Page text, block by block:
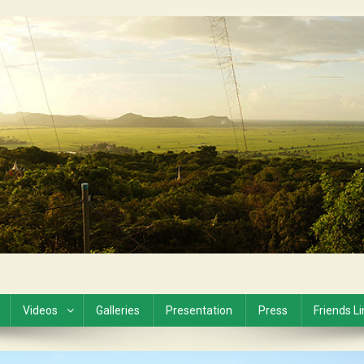
Videos Galleries Presentation Press Friends